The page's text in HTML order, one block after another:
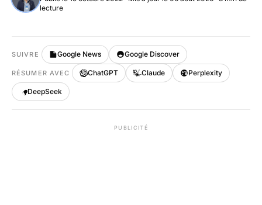
lecture
SUIVRE Google News Google Discover
RÉSUMER AVEC ChatGPT Claude Perplexity
DeepSeek
PUBLICITÉ